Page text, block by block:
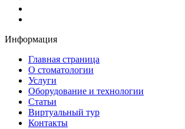
Информация
Главная страница
О стоматологии
Услуги
Оборудование и технологии
Статьи
Виртуальный тур
Контакты